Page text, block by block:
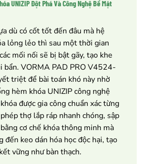
UNIZIP Đột Phá Và Công Nghệ Bề Mặt
dù có cốt tốt đến đâu mà hệ
lỏng lẻo thì sau một thời gian
mối nối sẽ bị bật gãy, tạo khe
bẩn. VORMA PAD PRO V4524-
triệt để bài toán khó này nhờ
hèm khóa UNIZIP công nghệ
được gia công chuẩn xác từng
thợ lắp ráp nhanh chóng, sập
cơ chế khóa thông minh mà
đến keo dán hóa học độc hại, tạo
vững như bàn thạch.